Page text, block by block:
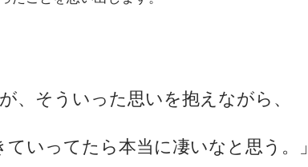
、そういった思いを抱えながら、
いってたら本当に凄いなと思う。」